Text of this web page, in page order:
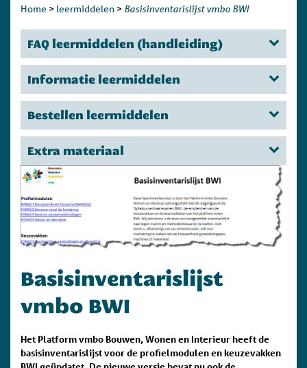
Home > leermiddelen > Basisinventarislijst vmbo BWI
FAQ leermiddelen (handleiding)
Informatie leermiddelen
Bestellen leermiddelen
Extra materiaal
Basisinventarislijst
vmbo BWI
Het Platform vmbo Bouwen, Wonen en Interieur heeft de
basisinventarislijst voor de profielmodulen en keuzevakken